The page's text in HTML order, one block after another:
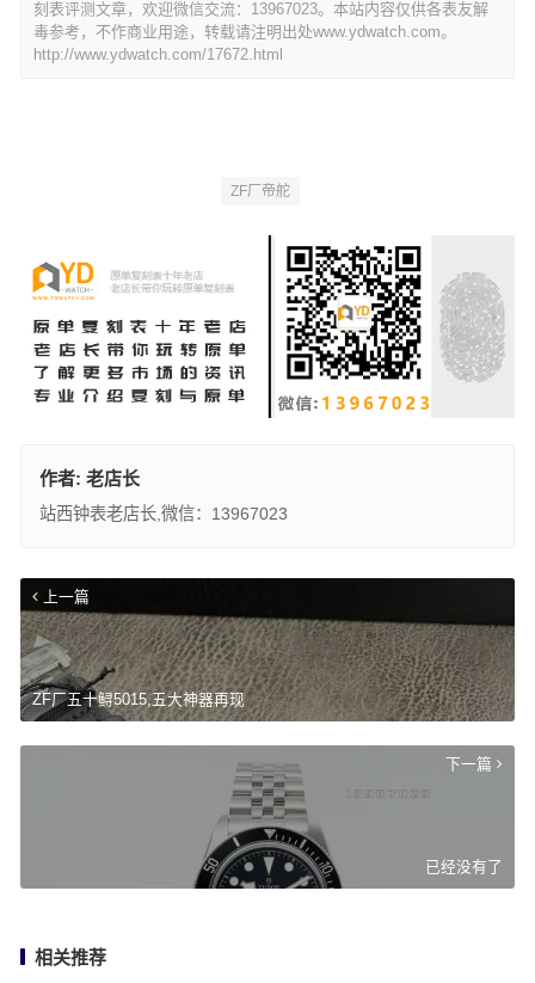
刻表评测文章，欢迎微信交流：13967023。本站内容仅供各表友解
毒参考，不作商业用途，转载请注明出处www.ydwatch.com。
http://www.ydwatch.com/17672.html
ZF厂帝舵
作者: 老店长
站西钟表老店长,微信：13967023
上一篇
ZF厂五十鲟5015,五大神器再现
下一篇
已经没有了
相关推荐